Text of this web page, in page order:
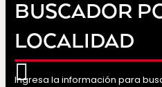
BUSCADOR
LOCALIDAD
Ingresa la información para